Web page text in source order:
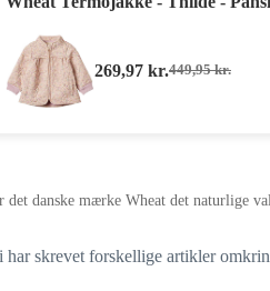
449,95kr.
Den
269,97 kr.Den
danske mærke Wheat det naturlige
har skrevet forskellige artikler